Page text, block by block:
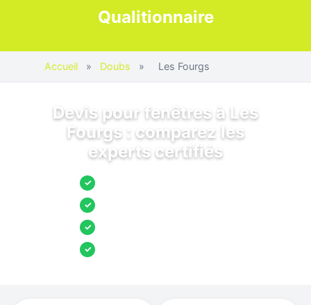
Qualitionnaire
Accueil » Doubs » Les Fourgs
Devis pour fenêtres à Les
Fourgs : comparez les
experts certifiés
✓
✓
✓
✓